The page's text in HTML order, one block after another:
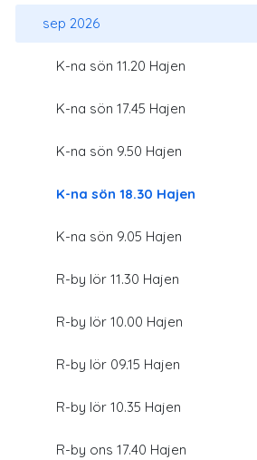
sep 2026
K-na sön 11.20 Hajen
K-na sön 17.45 Hajen
K-na sön 9.50 Hajen
K-na sön 18.30 Hajen
K-na sön 9.05 Hajen
R-by lör 11.30 Hajen
R-by lör 10.00 Hajen
R-by lör 09.15 Hajen
R-by lör 10.35 Hajen
R-by ons 17.40 Hajen